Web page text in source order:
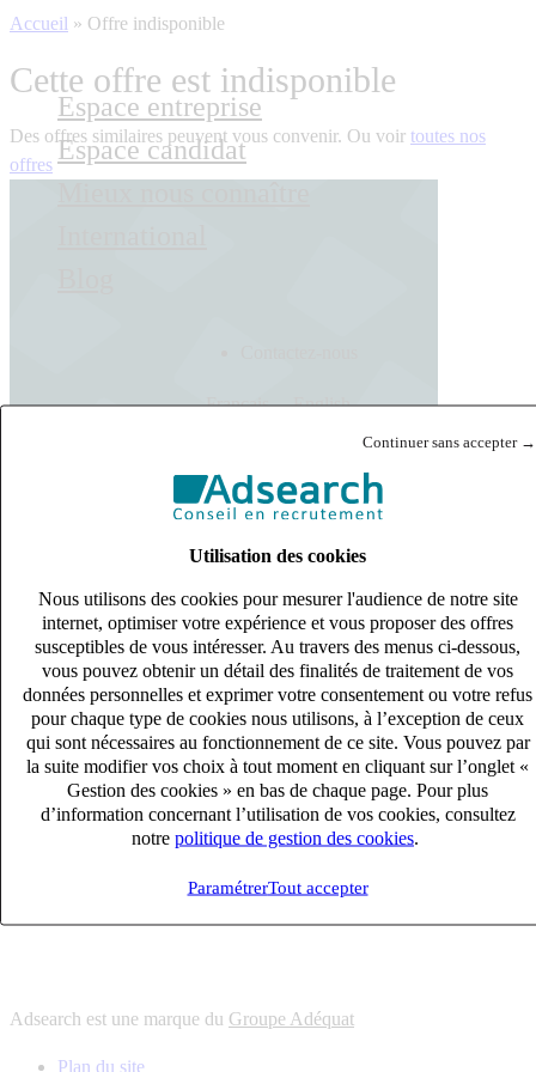
Continuer sans accepter →
Utilisation des cookies
Nous utilisons des cookies pour mesurer l'audience de notre site
internet, optimiser votre expérience et vous proposer des offres
susceptibles de vous intéresser. Au travers des menus ci-dessous,
vous pouvez obtenir un détail des finalités de traitement de vos
données personnelles et exprimer votre consentement ou votre refus
pour chaque type de cookies nous utilisons, à l’exception de ceux
qui sont nécessaires au fonctionnement de ce site. Vous pouvez par
la suite modifier vos choix à tout moment en cliquant sur l’onglet «
Gestion des cookies » en bas de chaque page. Pour plus
d’information concernant l’utilisation de vos cookies, consultez
notre politique de gestion des cookies
ParamétrerTout accepter
Espace entreprise
Espace candidat
Français English
Accueil » Offre indisponible
Cette offre est indisponible
Des offres similaires peuvent vous convenir. Ou voir toutes nos
offres
s'adapter à vos besoin en recrutement
10 univers
connaître votre secteur et ses enjeux
12 bureaux en France
proximité avec nos clients et nos talents
6 solutions
s'adapter à vos besoin en recrutement
10 univers
connaître votre secteur et ses enjeux
proximité avec nos clients et nos talents
Adsearch est une marque du Groupe Adéquat
Plan du site